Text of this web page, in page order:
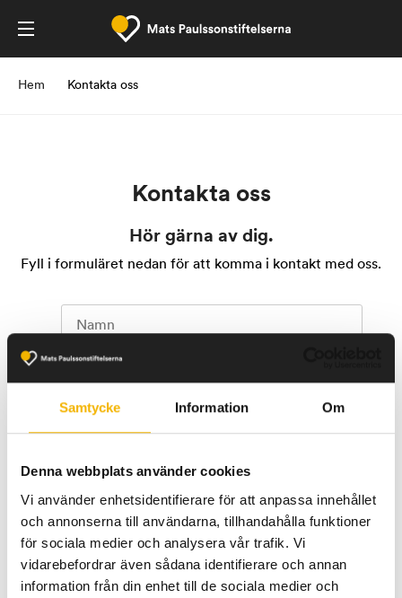
Samtycke Information Om
Denna webbplats använder cookies
Vi använder enhetsidentifierare för att anpassa innehållet
och annonserna till användarna, tillhandahålla funktioner
för sociala medier och analysera vår trafik. Vi
vidarebefordrar även sådana identifierare och annan
information från din enhet till de sociala medier och
Hem Kontakta oss
Kontakta oss
Hör gärna av dig.
Fyll i formuläret nedan för att komma i kontakt med oss.
E-
post